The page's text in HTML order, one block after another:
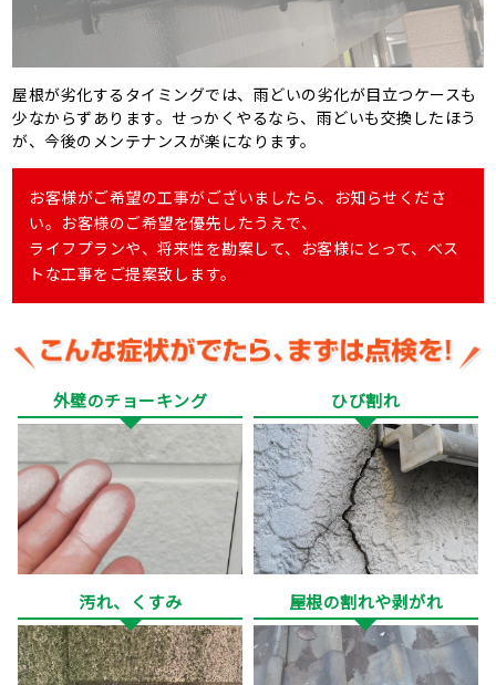
屋根が劣化するタイミングでは、雨どいの劣化が目立つケースも
少なからずあります。せっかくやるなら、雨どいも交換したほう
が、今後のメンテナンスが楽になります。
お客様がご希望の工事がございましたら、お知らせくださ
い。お客様のご希望を優先したうえで、
ライフプランや、将来性を勘案して、お客様にとって、ベス
トな工事をご提案致します。
外壁のチョーキング ひび割れ
汚れ、くすみ 屋根の割れや剥がれ